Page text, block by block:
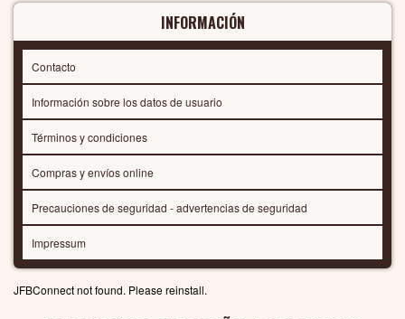
INFORMACIÓN
Contacto
Información sobre los datos de usuario
Términos y condiciones
Compras y envíos online
Precauciones de seguridad - advertencias de seguridad
Impressum
JFBConnect not found. Please reinstall.